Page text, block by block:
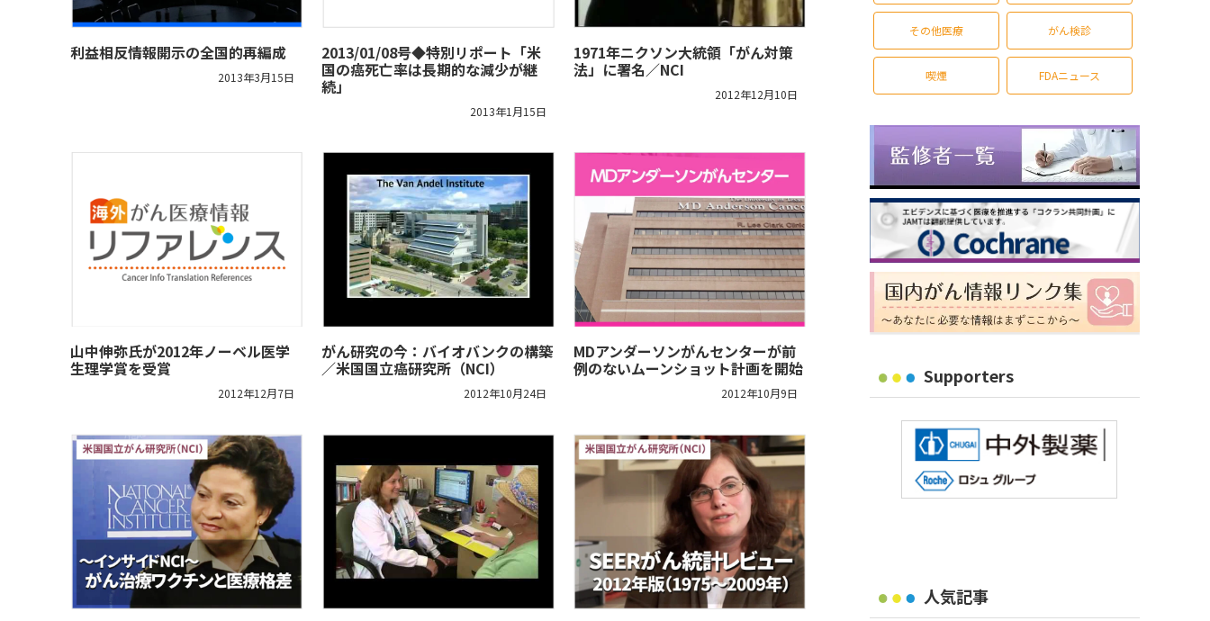
利益相反情報開示の全国的再編成
2013年3月15日
2013/01/08号◆特別リポート「米
国の癌死亡率は長期的な減少が継
続」
2013年1月15日
1971年ニクソン大統領「がん対策
法」に署名／NCI
2012年12月10日
山中伸弥氏が2012年ノーベル医学
生理学賞を受賞
2012年12月7日
がん研究の今：バイオバンクの構築
／米国国立癌研究所（NCI）
2012年10月24日
MDアンダーソンがんセンターが前
例のないムーンショット計画を開始
2012年10月9日
その他医療 がん検診
喫煙 FDAニュース
Supporters
人気記事